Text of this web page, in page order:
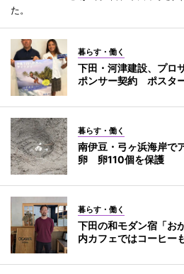
た。
暮らす・働く
下田・河津建設、プロ
ポンサー契約 ポスタ
暮らす・働く
南伊豆・弓ヶ浜海岸で
卵 卵110個を保護
暮らす・働く
下田の和モダン宿「
内カフェではコーヒー